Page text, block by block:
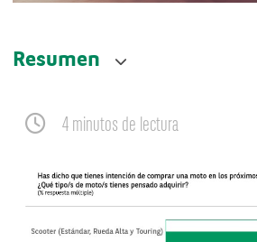
4 minutos de lectura
Resumen